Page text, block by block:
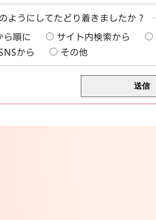
ようにしてたどり着きましたか？
ら順に サイト内検索から
から
その他